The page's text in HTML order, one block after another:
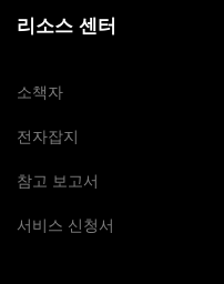
리소스 센터
소책자
전자잡지
참고 보고서
서비스 신청서